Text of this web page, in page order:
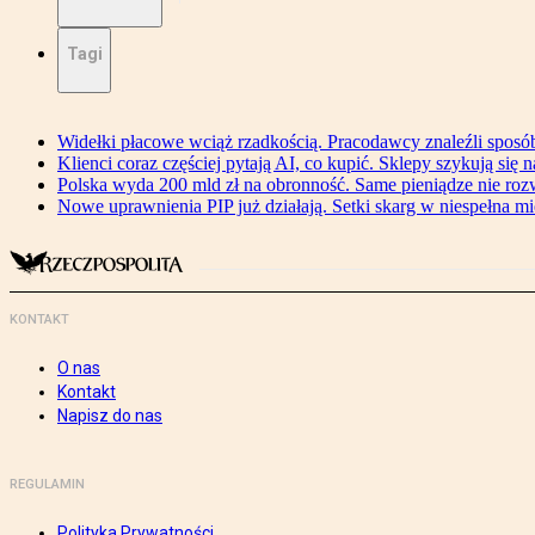
Tagi
Widełki płacowe wciąż rzadkością. Pracodawcy znaleźli
Klienci coraz częściej pytają AI, co kupić. Sklepy szykują się
Polska wyda 200 mld zł na obronność. Same pieniądze nie
Nowe uprawnienia PIP już działają. Setki skarg w niespełna
KONTAKT
O nas
Kontakt
Napisz do nas
REGULAMIN